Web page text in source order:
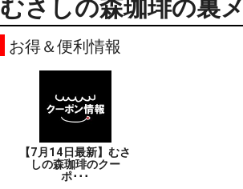
むさしの森珈琲の裏
お得＆便利情報
【7月14日最新】むさ
しの森珈琲のクー
ポ･･･